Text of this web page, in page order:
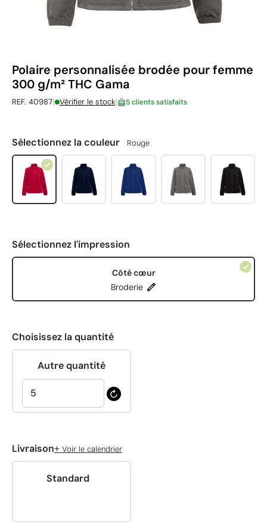
Polaire personnalisée brodée pour femme
300 g/m² THC Gama
REF. 40987| Vérifier le stock| 5 clients satisfaits
Sélectionnez la couleur Rouge
Sélectionnez l'impression
Côté cœur
Broderie
Choisissez la quantité
Autre quantité
Livraison+ Voir le calendrier
Standard